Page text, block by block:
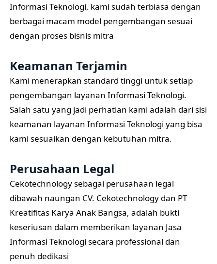
Informasi Teknologi, kami sudah terbiasa dengan
berbagai macam model pengembangan sesuai
dengan proses bisnis mitra
Keamanan Terjamin
Kami menerapkan standard tinggi untuk setiap
pengembangan layanan Informasi Teknologi.
Salah satu yang jadi perhatian kami adalah dari sisi
keamanan layanan Informasi Teknologi yang bisa
kami sesuaikan dengan kebutuhan mitra.
Perusahaan Legal
Cekotechnology sebagai perusahaan legal
dibawah naungan CV. Cekotechnology dan PT
Kreatifitas Karya Anak Bangsa, adalah bukti
keseriusan dalam memberikan layanan Jasa
Informasi Teknologi secara professional dan
penuh dedikasi